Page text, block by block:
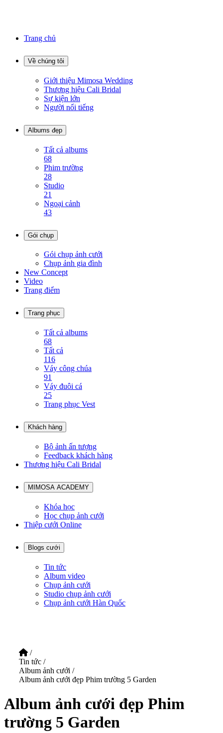
Trang chủ
Về chúng tôi
Giới thiệu Mimosa Wedding
Thương hiệu Cali Bridal
Sự kiện lớn
Người nổi tiếng
Albums đẹp
Tất cả albums
68
Phim trường
28
Studio
21
Ngoại cảnh
43
Gói chụp
Gói chụp ảnh cưới
Chụp ảnh gia đình
New Concept
Video
Trang điểm
Trang phục
Tất cả albums
68
Tất cả
116
Váy công chúa
91
Váy đuôi cá
25
Trang phục Vest
Khách hàng
Bộ ảnh ấn tượng
Feedback khách hàng
Thương hiệu Cali Bridal
MIMOSA ACADEMY
Khóa học
Học chụp ảnh cưới
Thiệp cưới Online
Blogs cưới
Tin tức
Album video
Chụp ảnh cưới
Studio chụp ảnh cưới
Chụp ảnh cưới Hàn Quốc
/
Tin tức /
Album ảnh cưới /
Album ảnh cưới đẹp Phim trường 5 Garden
Album ảnh cưới đẹp Phim
trường 5 Garden